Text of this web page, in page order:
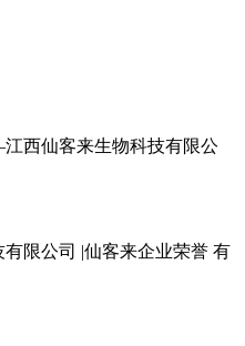
西仙客来生物科技有限公
限公司 |仙客来企业荣誉 有